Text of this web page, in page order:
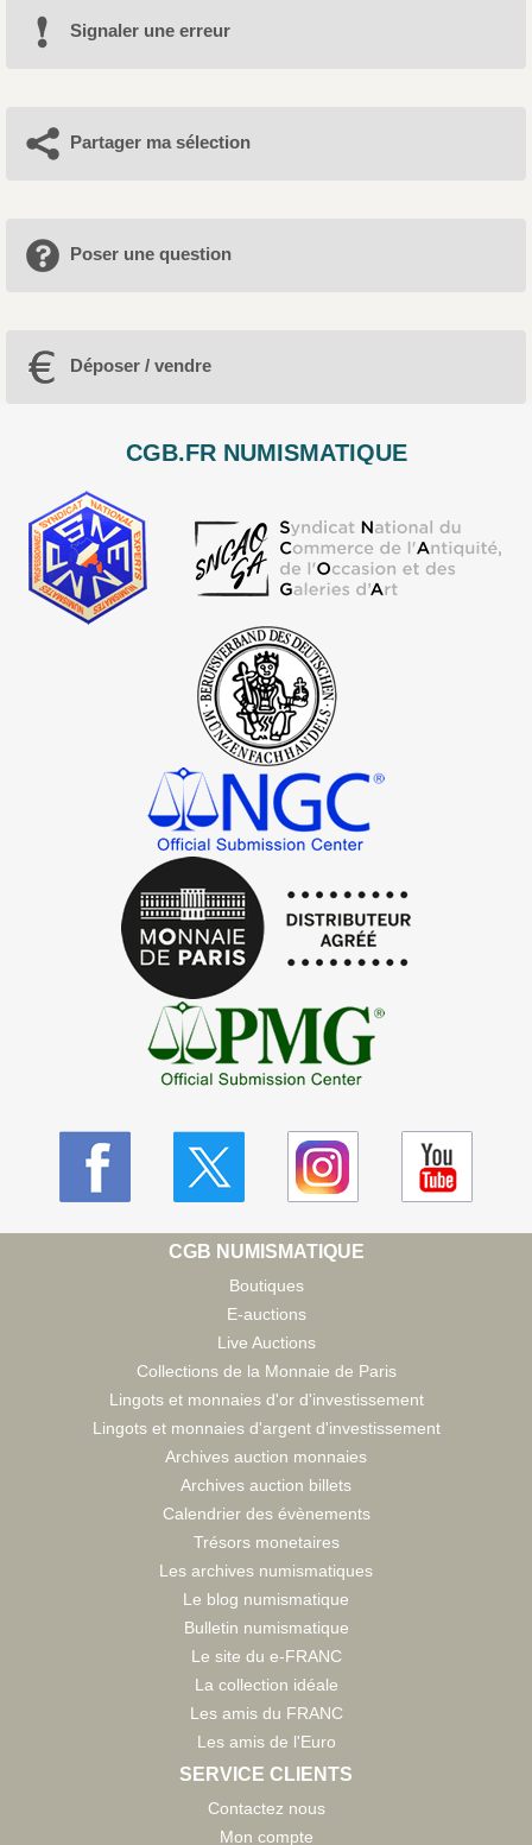
Signaler une erreur
Partager ma sélection
Poser une question
Déposer / vendre
CGB.FR NUMISMATIQUE
CGB NUMISMATIQUE
Boutiques
E-auctions
Live Auctions
Collections de la Monnaie de Paris
Lingots et monnaies d'or d'investissement
Lingots et monnaies d'argent d'investissement
Archives auction monnaies
Archives auction billets
Calendrier des évènements
Trésors monetaires
Les archives numismatiques
Le blog numismatique
Bulletin numismatique
Le site du e-FRANC
La collection idéale
Les amis du FRANC
Les amis de l'Euro
SERVICE CLIENTS
Contactez nous
Mon compte